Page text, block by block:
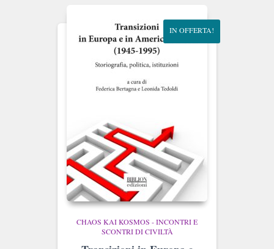
IN OFFERTA!
CHAOS KAI KOSMOS - INCONTRI E
SCONTRI DI CIVILTÀ